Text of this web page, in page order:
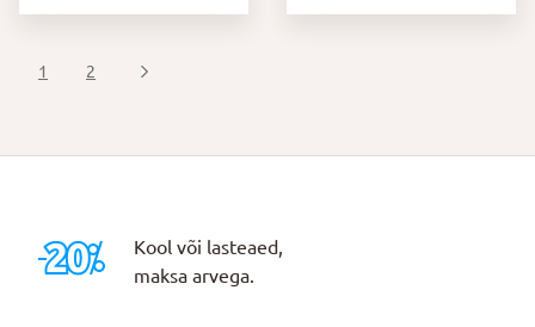
1 2
Kool või lasteaed,
maksa arvega.